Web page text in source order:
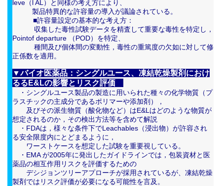
leve（l AL）と同様の考え方により、
製品特異的な許容量の導入が議論されている。
■許容量設定の基本的な考え方：
収集した毒性試験データを精査して重要な毒性を特定し，
Pointof departure （POD）を特定、
種間及び個体間の変動性，毒性の重篤度の欠如に対して修
正係数を適用。
▼バイオ医薬品：シングルユース、凍結乾燥製剤におけ
るるE&Lの影響とリスク評価
・シングルユース製品の製造に用いられた種々の化学物質（プ
ラスチックの主成分であるポリマーや添加剤），
及びその派生物質（酸化物など）はE&Lはどのような物質が
想定されるのか，その検出方法等を含めて解説
・FDAは，様々な条件下でLeachables（浸出物）が許容され
る安全限度内にとどまるように，
ワーストケースを想定した試験を重要視している。
・EMA が2005年に発出したガイドラインでは，包装資材と医
薬品の相互作用リスクを評価するための
デシジョンツリーアプローチが採用されているが、凍結乾燥
製剤ではリスク評価が必要になる可能性を言及。